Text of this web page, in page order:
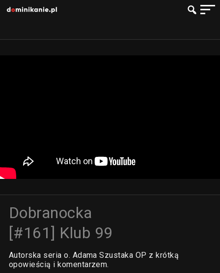
Dobranocka
[#161] Klub 99
Autorska seria o. Adama Szustaka OP z krótką
opowieścią i komentarzem.